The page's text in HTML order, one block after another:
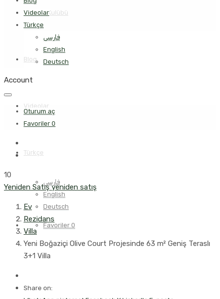
Müşteri Kulübü
Blog
Videolar
Türkçe
فارسی
English
Deutsch
Favoriler 0
Videolar
Türkçe
فارسی
English
Deutsch
Account
Oturum aç
Favoriler 0
10
Yeniden Satışyeniden satış
Ev
Rezidans
Villa
Yeni Boğaziçi Olive Court Projesinde 63 m² Geniş Teraslı
3+1 Villa
Share on: